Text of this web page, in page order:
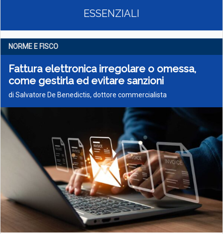
ESSENZIALI
NORME E FISCO
Fattura elettronica irregolare o omessa,
come gestirla ed evitare sanzioni
di Salvatore De Benedictis, dottore commercialista